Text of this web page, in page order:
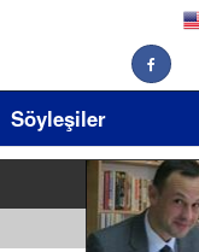
Söyleşiler